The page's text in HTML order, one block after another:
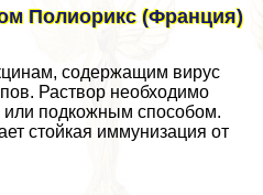
Полиорикс (Франция)
содержащим вирус
Раствор необходимо
подкожным способом.
стойкая иммунизация от